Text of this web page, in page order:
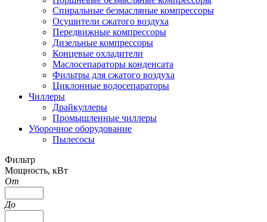
Спиральные безмасляные компрессоры
Осушители сжатого воздуха
Передвижные компрессоры
Дизельные компрессоры
Концевые охладители
Маслосепараторы конденсата
Фильтры для сжатого воздуха
Циклонные водосепараторы
Чиллеры
Драйкуллеры
Промышленные чиллеры
Уборочное оборудование
Пылесосы
Фильтр
Мощность, кВт
От
До